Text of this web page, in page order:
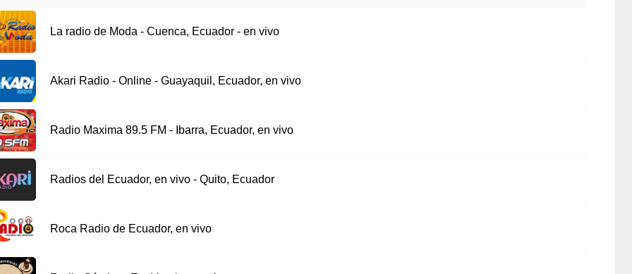
La radio de Moda - Cuenca, Ecuador - en vivo
Akari Radio - Online - Guayaquil, Ecuador, en vivo
Radio Maxima 89.5 FM - Ibarra, Ecuador, en vivo
Radios del Ecuador, en vivo - Quito, Ecuador
Roca Radio de Ecuador, en vivo